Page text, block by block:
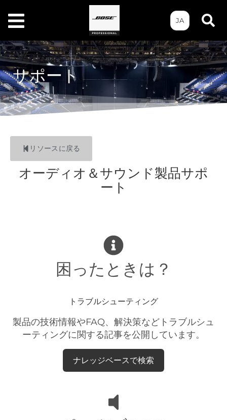
JA
サポート
リソースに戻る
オーディオ＆サウンド製品サポ
ート
困ったときは？
トラブルシューティング
製品の技術情報やFAQ、解決策などトラブルシュ
ーティングに関する記事を公開しています。
ナレッジベースで検索